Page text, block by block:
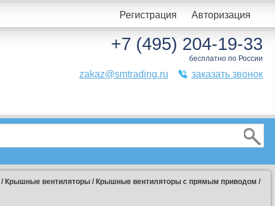
Регистрация Авторизация
+7 (495) 204-19-33
бесплатно по России
zakaz@smtrading.ru заказать звонок
/ Крышные вентиляторы / Крышные вентиляторы с прямым приводом /